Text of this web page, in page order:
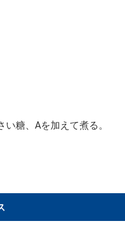
糖、Aを加えて煮る。